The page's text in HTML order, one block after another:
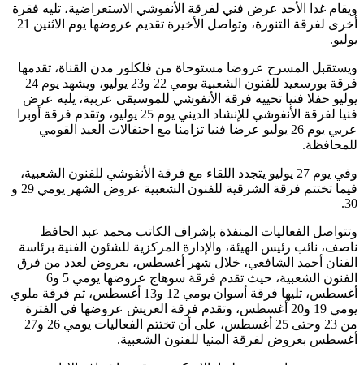
ويقام غدا الأحد عرض فني لفرقة الأنفوشي الاستعراضية، تليه فقرة
أخرى لفرقة التنورة، وتواصل الأخيرة تقديم عروضها يوم الاثنين 21
يوليو.
ويستقبل المسرح عروضا مستوحاة من فلكلور مدن القناة، تقدمها
فرقة بورسعيد للفنون الشعبية يومي 22 و23 يوليو، ويشهد يوم 24
يوليو حفلا فنيا تحييه فرقة الأنفوشي للموسيقى عربية، يليه عرض
فنيا لفرقة الأنفوشي للإنشاد الديني يوم 25 يوليو، وتقدم فرقة أوبرا
عربي يوم 26 يوليو عرضا فنيا تزامنا مع احتفالات العيد القومي
للمحافظة.
وفي يوم 27 يوليو يتجدد اللقاء مع فرقة الأنفوشي للفنون الشعبية،
فيما تختتم فرقة الشرقية للفنون الشعبية عروض الشهر يومي 29 و
30.
وتتواصل الفعاليات المنفذة بإشراف الكاتب محمد عبد الحافظ
ناصف، نائب رئيس الهيئة، والإدارة المركزية للشئون الفنية برئاسة
الفنان أحمد الشافعي، خلال شهر أغسطس، بعروض لعدد من فرق
الفنون الشعبية، حيث تقدم فرقة سوهاج عروضها يومي 5 و6
أغسطس، تليها فرقة أسوان يومي 12 و13 أغسطس، ثم فرقة ملوي
يومي 19 و20 أغسطس، وتقدم فرقة العريش عروضها في الفترة
من 23 وحتى 25 أغسطس، على أن تختتم الفعاليات يومي 26 و27
أغسطس بعروض لفرقة المنيا للفنون الشعبية.